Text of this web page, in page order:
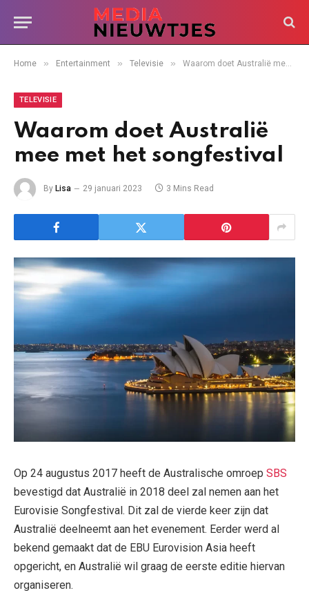
Home » Entertainment » Televisie » Waarom doet Australië mee met het songfestival
TELEVISIE
Waarom doet Australië
mee met het songfestival
By Lisa 29 januari 2023 3 Mins Read
Op 24 augustus 2017 heeft de Australische omroep SBS
bevestigd dat Australië in 2018 deel zal nemen aan het
Eurovisie Songfestival. Dit zal de vierde keer zijn dat
Australië deelneemt aan het evenement. Eerder werd al
bekend gemaakt dat de EBU Eurovision Asia heeft
opgericht, en Australië wil graag de eerste editie hiervan
organiseren.